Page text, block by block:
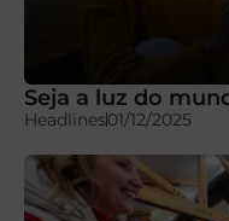
Seja a luz do
Headlines01/12/2025